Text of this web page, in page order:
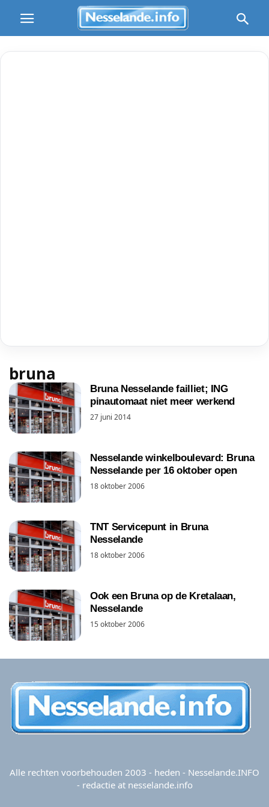
bruna
Bruna Nesselande failliet; ING
pinautomaat niet meer werkend
27 juni 2014
Nesselande winkelboulevard: Bruna
Nesselande per 16 oktober open
18 oktober 2006
TNT Servicepunt in Bruna
Nesselande
18 oktober 2006
Ook een Bruna op de Kretalaan,
Nesselande
15 oktober 2006
Alle rechten voorbehouden 2003 - heden - Nesselande.INFO
- redactie at nesselande.info